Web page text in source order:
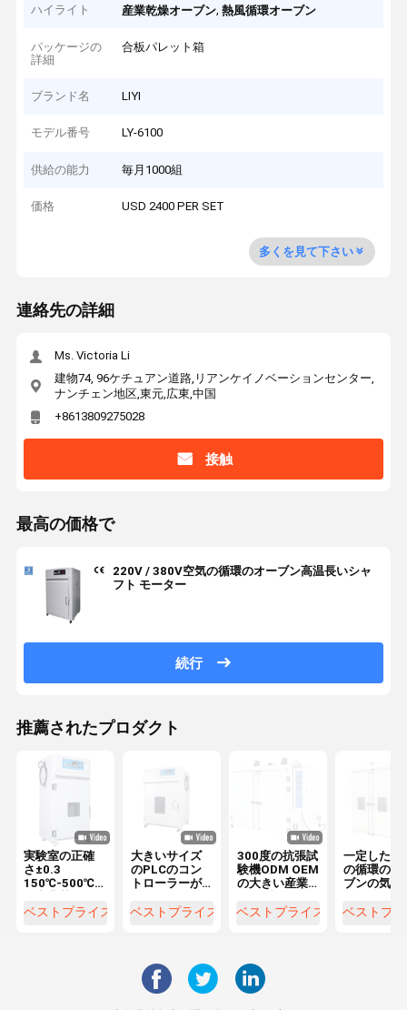
ハイライト 産業乾燥オーブン,熱風循環オーブン
パッケージの
詳細
合板パレット箱
ブランド名 LIYI
モデル番号 LY-6100
供給の能力 毎月1000組
価格 USD 2400 PER SET
多くを見て下さい
連絡先の詳細
Ms. Victoria Li
建物74, 96ケチュアン道路,リアンケイノベーションセンター,
ナンチェン地区,東元,広東,中国
+8613809275028
接触
最高の価格で
220V / 380V空気の循環のオーブン高温長いシャ
フト モーター
続行
推薦されたプロダクト
実験室の正確
さ±0.3
150℃-500℃
循環の乾燥オ
ベストプライス
大きいサイズ
のPLCのコン
トローラーが
子実験室の熱
ベストプライス
300度の抗張試
験機ODM OEM
の大きい産業
ベストプライス
一定した熱
の循環のオ
ブンの気候
のオーブン
ベストプ